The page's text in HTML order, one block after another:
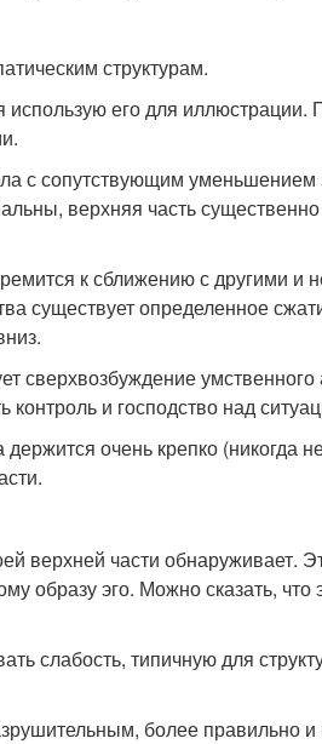
структурам.
его для иллюстрации.
с сопутствующим уменьшением
верхняя часть
к сближению с другими и
существует определенное
сверхвозбуждение умственного
и господство над
очень крепко (никогда
верхней части обнаруживает.
образу эго. Можно сказать, что
слабость, типичную для
более правильно и